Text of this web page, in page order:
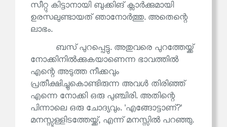
സീറ്റു കിട്ടാനായി ബുക്കിങ് ക്ലാർക്കുമായി
ഉരസലുണ്ടായത് ഞാനോർത്തു. അതെന്റെ
ലാഭം.
ബസ് പുറപ്പെട്ടു. അതുവരെ പുറത്തേയ്ക്ക്
നോക്കിനിൽക്കുകയാണെന്ന ഭാവത്തിൽ
എന്റെ അടുത്ത നീക്കവും
പ്രതീക്ഷിച്ചുകൊണ്ടിരുന്ന അവൾ തിരിഞ്ഞ്
എന്നെ നോക്കി ഒരു പുഞ്ചിരി. അതിന്റെ
പിന്നാലെ ഒരു ചോദ്യവും. 'എങ്ങോട്ടാണ്?'
മനസ്സുള്ളിടത്തേയ്ക്ക്, എന്ന് മനസ്സിൽ പറഞ്ഞു.